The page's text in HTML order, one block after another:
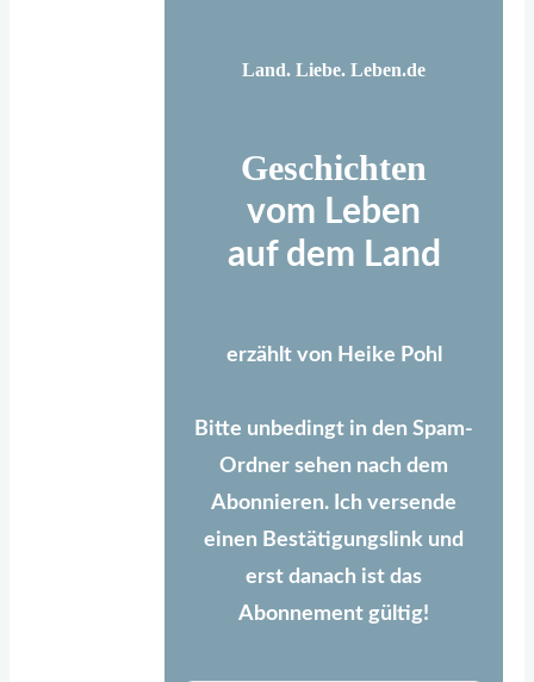
Land. Liebe. Leben.de
Geschichten
vom Leben
auf dem Land
erzählt von Heike Pohl
Bitte unbedingt in den Spam-
Ordner sehen nach dem
Abonnieren. Ich versende
einen Bestätigungslink und
erst danach ist das
Abonnement gültig!